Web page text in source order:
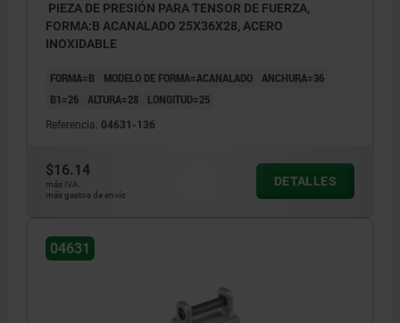
PIEZA DE PRESIÓN PARA TENSOR DE FUERZA,
FORMA:B ACANALADO 25X36X28, ACERO
INOXIDABLE
FORMA=B MODELO DE FORMA=ACANALADO ANCHURA=36
B1=26 ALTURA=28 LONGITUD=25
Referencia: 04631-136
$16.14
más IVA.
más gastos de envío
DETALLES
04631